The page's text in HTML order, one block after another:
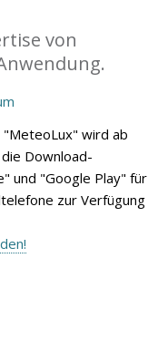
von
"MeteoLux" wird ab
Download-
und "Google Play" für
zur Verfügung